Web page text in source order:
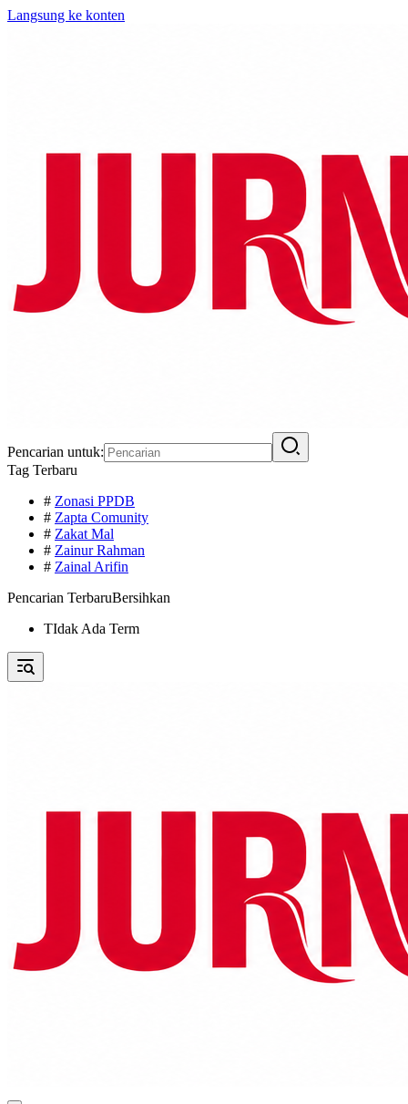
Langsung ke konten
Pencarian untuk:
Tag Terbaru
# Zonasi PPDB
# Zapta Comunity
# Zakat Mal
# Zainur Rahman
# Zainal Arifin
Pencarian TerbaruBersihkan
TIdak Ada Term